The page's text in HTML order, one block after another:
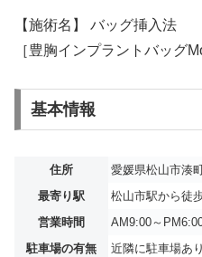
【施術名】 バッグ挿入法
［豊胸インプラントバッグ
基本情報
住所
愛媛県松山市湊
最寄り駅
松山市駅から徒
営業時間
AM9:00～
駐車場の有無
近隣に駐車場あり